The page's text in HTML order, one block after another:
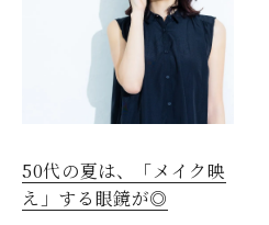
50代の夏は、「メイク映
え」する眼鏡が◎